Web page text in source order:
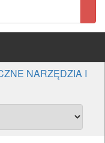
NARZĘDZIA I